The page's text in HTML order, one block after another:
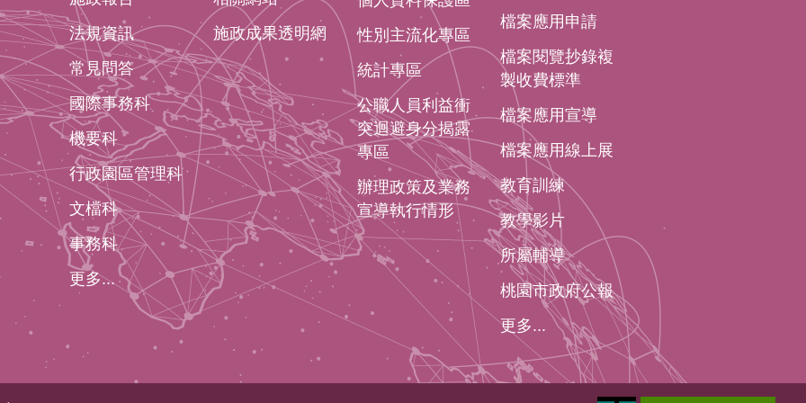
法規資訊
常見問答
國際事務科
機要科
行政園區管理科
文檔科
事務科
更多...
施政成果透明網
性別主流化專區
統計專區
公職人員利益衝
突迴避身分揭露
專區
辦理政策及業務
宣導執行情形
檔案應用申請
檔案閱覽抄錄複
製收費標準
檔案應用宣導
檔案應用線上展
教育訓練
教學影片
所屬輔導
桃園市政府公報
更多...